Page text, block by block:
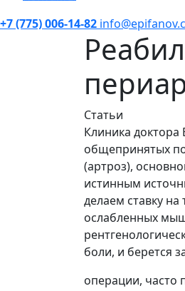
+7 (775) 006-14-82
Статьи
Клиника
общепринятых
(артроз),
истинным
делаем ставку
ослабленных
боли, и берется
операции, часто